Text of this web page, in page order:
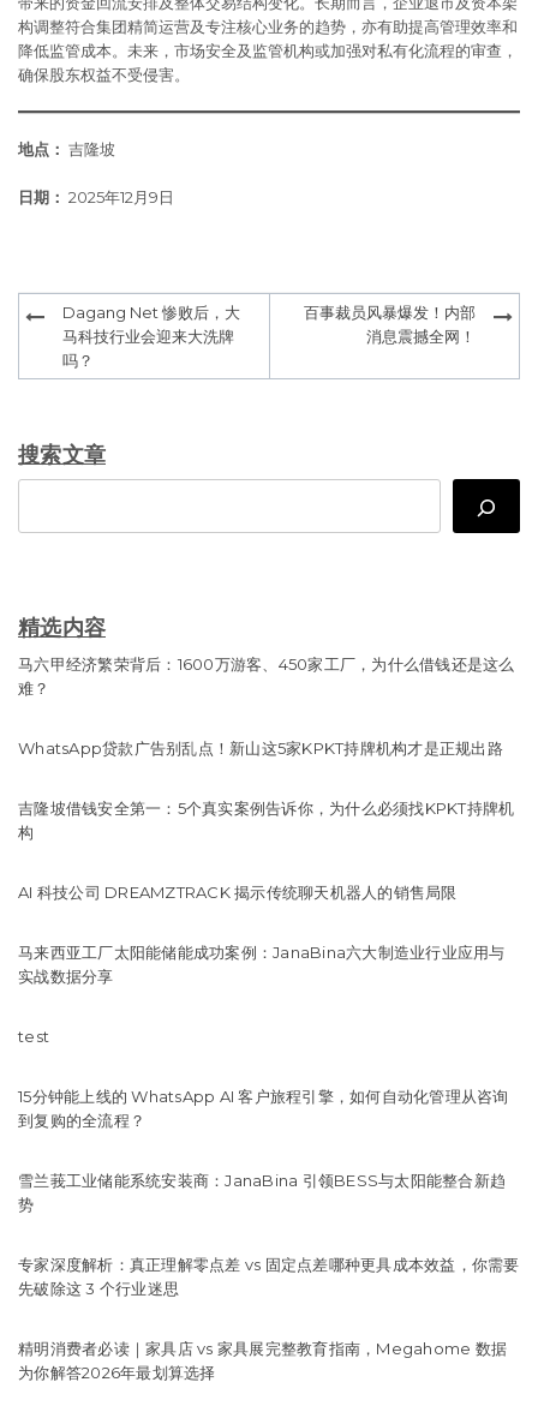
构调整符合集团精简运营及专注核心业务的趋势，亦有助提高管理效率和
降低监管成本。未来，市场安全及监管机构或加强对私有化流程的审查，
确保股东权益不受侵害。
地点： 吉隆坡
日期： 2025年12月9日
navigation
Dagang Net 惨败后，大
马科技行业会迎来大洗牌
吗？
百事裁员风暴爆发！内部
消息震撼全网！
搜索文章
精选内容
马六甲经济繁荣背后：1600万游客、450家工厂，为什么借钱还是这么
难？
WhatsApp贷款广告别乱点！新山这5家KPKT持牌机构才是正规出路
吉隆坡借钱安全第一：5个真实案例告诉你，为什么必须找KPKT持牌机
构
AI 科技公司 DREAMZTRACK 揭示传统聊天机器人的销售局限
马来西亚工厂太阳能储能成功案例：JanaBina六大制造业行业应用与
实战数据分享
test
15分钟能上线的 WhatsApp AI 客户旅程引擎，如何自动化管理从咨询
到复购的全流程？
雪兰莪工业储能系统安装商：JanaBina 引领BESS与太阳能整合新趋
势
专家深度解析：真正理解零点差 vs 固定点差哪种更具成本效益，你需要
先破除这 3 个行业迷思
精明消费者必读｜家具店 vs 家具展完整教育指南，Megahome 数据
为你解答2026年最划算选择